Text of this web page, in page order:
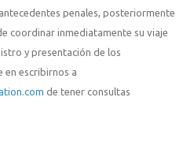
penales, posteriormente
coordinar inmediatamente su viaje
y presentación de los
en escribirnos a
de tener consultas